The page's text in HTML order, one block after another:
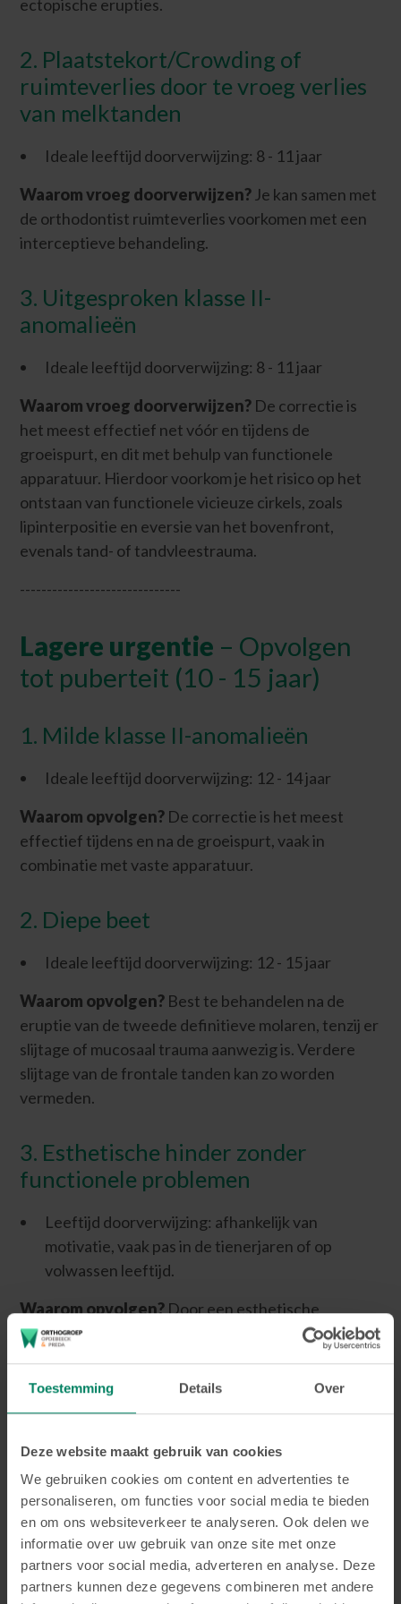
Toestemming Details Over
Deze website maakt gebruik van cookies
We gebruiken cookies om content en advertenties te
personaliseren, om functies voor social media te bieden
en om ons websiteverkeer te analyseren. Ook delen we
informatie over uw gebruik van onze site met onze
partners voor social media, adverteren en analyse. Deze
partners kunnen deze gegevens combineren met andere
ectopische erupties.
2. Plaatstekort/Crowding of
ruimteverlies door te vroeg verlies
van melktanden
Ideale leeftijd doorverwijzing: 8 - 11 jaar
Waarom vroeg doorverwijzen? Je kan samen met
de orthodontist ruimteverlies voorkomen met een
interceptieve behandeling.
3. Uitgesproken klasse II-
anomalieën
Ideale leeftijd doorverwijzing: 8 - 11 jaar
Waarom vroeg doorverwijzen? De correctie is
het meest effectief net vóór en tijdens de
groeispurt, en dit met behulp van functionele
apparatuur. Hierdoor voorkom je het risico op het
ontstaan van functionele vicieuze cirkels, zoals
lipinterpositie en eversie van het bovenfront,
evenals tand- of tandvleestrauma.
------------------------------
Lagere urgentie – Opvolgen
tot puberteit (10 - 15 jaar)
1. Milde klasse II-anomalieën
Ideale leeftijd doorverwijzing: 12 - 14 jaar
Waarom opvolgen? De correctie is het meest
effectief tijdens en na de groeispurt, vaak in
combinatie met vaste apparatuur.
2. Diepe beet
Ideale leeftijd doorverwijzing: 12 - 15 jaar
Waarom opvolgen? Best te behandelen na de
eruptie van de tweede definitieve molaren, tenzij er
slijtage of mucosaal trauma aanwezig is. Verdere
slijtage van de frontale tanden kan zo worden
vermeden.
3. Esthetische hinder zonder
functionele problemen
Leeftijd doorverwijzing: afhankelijk van
motivatie, vaak pas in de tienerjaren of op
volwassen leeftijd.
Waarom opvolgen?Door een esthetische
correctie kan de patiënt zich een stuk meer
zelfzeker voelen. En bovendien zorgt het voor een
gezonder gebit.
____________________________________
Samenvattingdoorverwijzing
door tandarts naar de
orthodontist, op basis van
leeftijd en problematiek